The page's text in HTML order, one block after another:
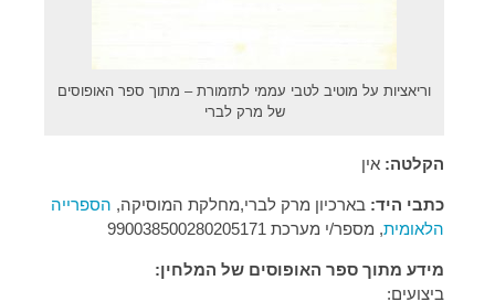
וריאציות על מוטיב לטבי עממי לתזמורת – מתוך ספר האופוסים
של מרק לברי
הקלטה: אין
כתבי היד: בארכיון מרק לברי,מחלקת המוסיקה, הספרייה
הלאומית, מספר/י מערכת 990038500280205171
מידע מתוך ספר האופוסים של המלחין:
ביצועים: